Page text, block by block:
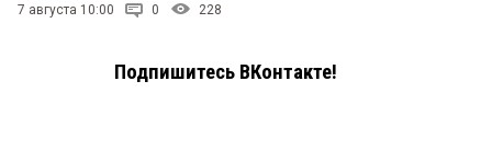
7 августа 10:00 0 228
Подпишитесь ВКонтакте!